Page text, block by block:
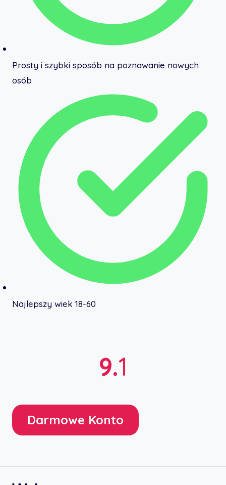
Prosty i szybki sposób na poznawanie nowych
osób
Najlepszy wiek 18-60
9.1
Darmowe Konto